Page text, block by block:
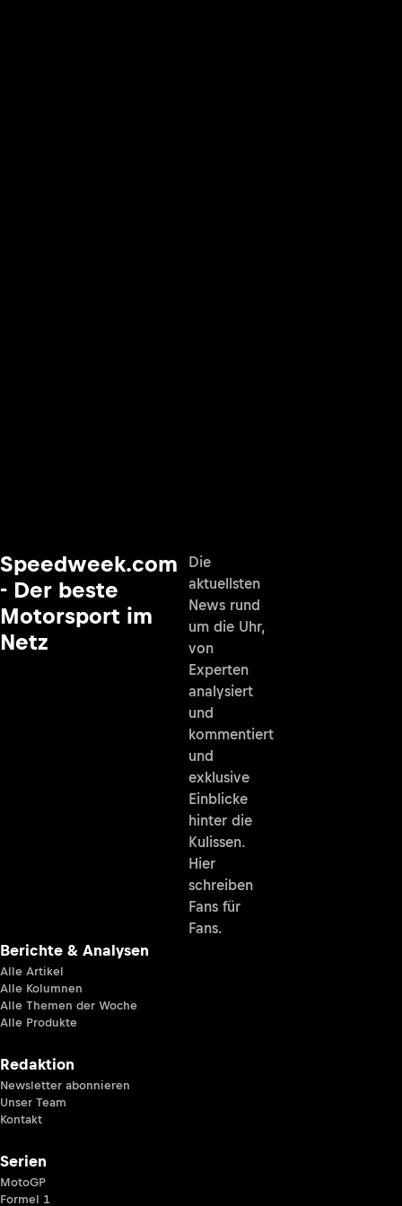
Speedweek.com
- Der beste
Motorsport im
Netz
Die
aktuellsten
News rund
um die Uhr,
von
Experten
analysiert
und
kommentiert
und
exklusive
Einblicke
hinter die
Kulissen.
Hier
schreiben
Fans für
Fans.
Berichte & Analysen
Alle Artikel
Alle Kolumnen
Alle Themen der Woche
Alle Produkte
Redaktion
Newsletter abonnieren
Unser Team
Kontakt
Serien
MotoGP
Formel 1